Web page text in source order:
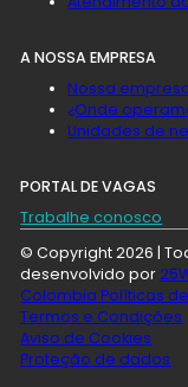
A NOSSA EMPRESA
Nossa
¿Onde
Unidades de
PORTAL DE VAGAS
Trabalhe conosco
© Copyright 2026 |
desenvolvido por
Colombia Políticas
Termos e Condições
Aviso de Cookies
Proteção de dados